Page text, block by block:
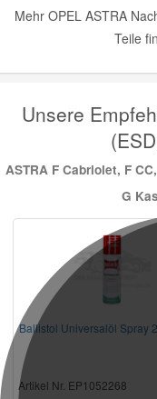
Mehr OPEL ASTRA
Teile
Unsere
ASTRA F Cabriolet, F
G
Ballistol Universalöl Spray
Artikel Nr. EP1052268